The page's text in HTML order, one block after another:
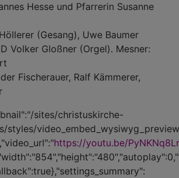
Hesse und Pfarrerin Susanne
(Gesang), Uwe Baumer
Volker Gloßner (Orgel). Mesner:
Fischerauer, Ralf Kämmerer,
sites/christuskirche-
styles/
https://youtu.be/